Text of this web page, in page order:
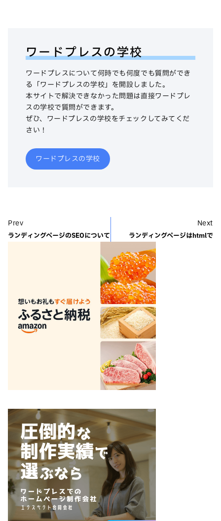
ワードプレスの学校
ワードプレスについて何時でも何度でも質問ができ
る「ワードプレスの学校」を開設しました。
本サイトで解決できなかった問題は直接ワードプレ
スの学校で質問ができます。
ぜひ、ワードプレスの学校をチェックしてみてくだ
さい！
ワードプレスの学校
Prev
ランディングページのSEOについて
Next
ランディングページはhtmlで